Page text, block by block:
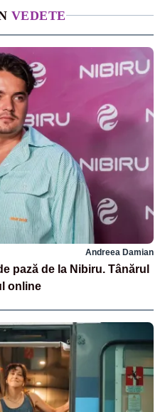
VEDETE
Andreea Damian
pază de la Nibiru. Tânărul
online